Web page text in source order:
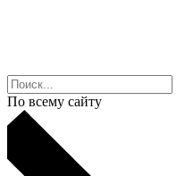
По всему сайту